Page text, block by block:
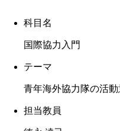
科目名
国際協力入門
テーマ
青年海外協力隊の活
担当教員